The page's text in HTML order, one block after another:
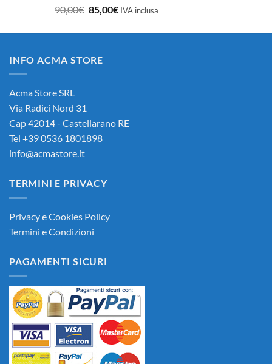
90,00€ Il
originale
90,00€.
85,00€Il
attuale
IVA inclusa
INFO ACMA STORE
Acma Store SRL
Via Radici Nord 31
Cap 42014 - Castellarano RE
Tel +39 0536 1801898
info@acmastore.it
TERMINI E PRIVACY
Privacy e Cookies Policy
Termini e Condizioni
PAGAMENTI SICURI